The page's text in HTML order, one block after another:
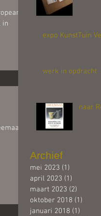
in
expo KunstTuin
werk in opdracht
naar
Archief
mei 2023 (1)
april 2023 (1)
maart 2023 (2)
oktober 2018 (1)
januari 2018 (1)